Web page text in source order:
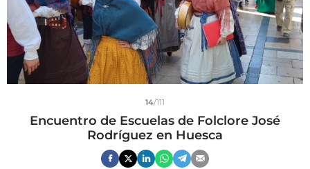
14/111
Encuentro de Escuelas de Folclore José
Rodríguez en Huesca